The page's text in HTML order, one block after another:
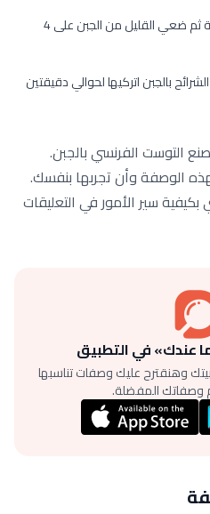
إقلبي التوست على الجهة الثانية ثم ضعي القليل من الجبن على 4
بالجبن اتركيها لحوالي دقيقتين
التوست الفرنسي بالجبن.
الوصفة وأن تجربها بنفسك.
سير الأمور في التعليقات
عندك» في التطبيق
وهنقترح عليك وصفات تناسبها
المفضلة.